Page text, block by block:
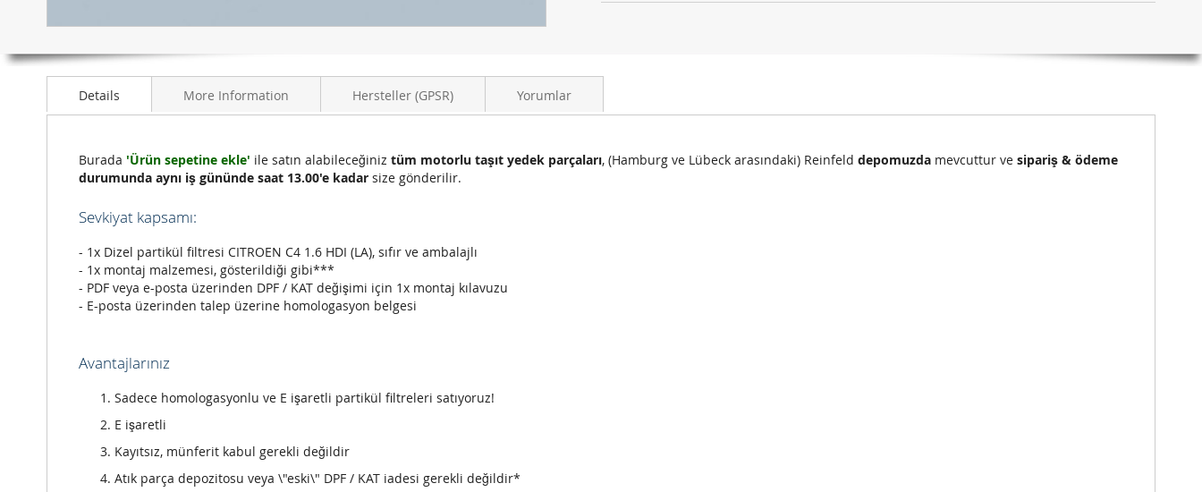
CITROEN
1.6
galerisinin
Details More Information Hersteller (GPSR) Yorumlar
Burada 'Ürün sepetine ekle' ile satın alabileceğiniz tüm motorlu taşıt yedek parçaları, (Hamburg ve Lübeck arasındaki) Reinfeld depomuzda mevcuttur ve sipariş & ödeme
durumunda aynı iş gününde saat 13.00'e kadar size gönderilir.
Sevkiyat kapsamı:
- 1x Dizel partikül filtresi CITROEN C4 1.6 HDI (LA), sıfır ve ambalajlı
- 1x montaj malzemesi, gösterildiği gibi***
- PDF veya e-posta üzerinden DPF / KAT değişimi için 1x montaj kılavuzu
- E-posta üzerinden talep üzerine homologasyon belgesi
Avantajlarınız
Sadece homologasyonlu ve E işaretli partikül filtreleri satıyoruz!
E işaretli
Kayıtsız, münferit kabul gerekli değildir
Atık parça depozitosu veya \"eski\" DPF / KAT iadesi gerekli değildir*